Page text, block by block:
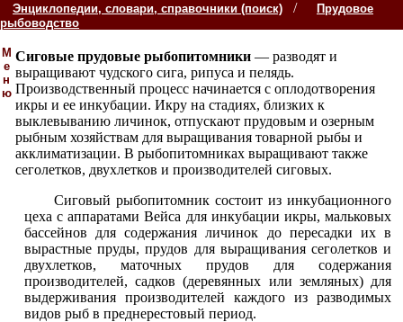
Энциклопедии, словари, справочники (поиск) /
Прудовое
рыбоводство
М
е
н
ю
Сиговые прудовые рыбопитомники — разводят и
выращивают чудского сига, рипуса и пелядь.
Производственный процесс начинается с оплодотворения
икры и ее инкубации. Икру на стадиях, близких к
выклевыванию личинок, отпускают прудовым и озерным
рыбным хозяйствам для выращивания товарной рыбы и
акклиматизации. В рыбопитомниках выращивают также
сеголетков, двухлетков и производителей сиговых.
Сиговый рыбопитомник состоит из инкубационного
цеха с аппаратами Вейса для инкубации икры, мальковых
бассейнов для содержания личинок до пересадки их в
вырастные пруды, прудов для выращивания сеголетков и
двухлетков, маточных прудов для содержания
производителей, садков (деревянных или земляных) для
выдерживания производителей каждого из разводимых
видов рыб в преднерестовый период.